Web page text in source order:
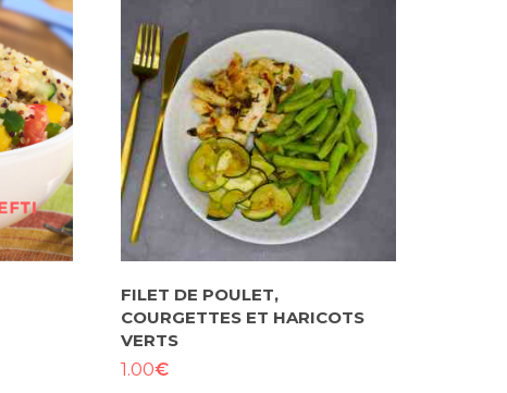
FILET DE POULET,
COURGETTES ET HARICOTS
VERTS
1.00€